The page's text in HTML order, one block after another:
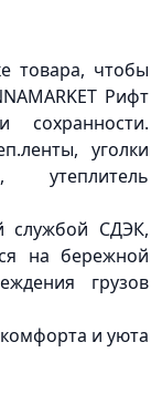
товара, чтобы
Рифт
уголки
службой СДЭК,
на бережной
грузов
и уюта